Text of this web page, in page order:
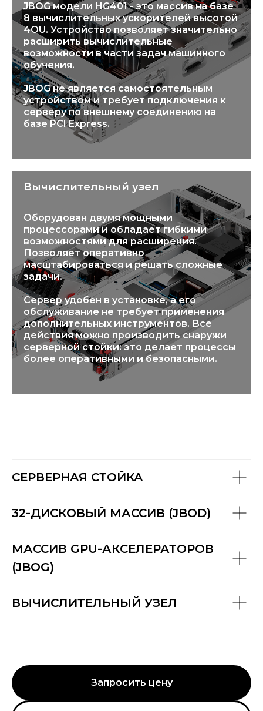
JBOG модели HG401 - это массив на базе
8 вычислительных ускорителей высотой
4OU. Устройство позволяет значительно
расширить вычислительные
возможности в части задач машинного
обучения.
JBOG не является самостоятельным
устройством и требует подключения к
серверу по внешнему соединению на
базе PCI Express.
Вычислительный узел
Оборудован двумя мощными
процессорами и обладает гибкими
возможностями для расширения.
Позволяет оперативно
масштабироваться и решать сложные
задачи.
Сервер удобен в установке, а его
обслуживание не требует применения
дополнительных инструментов. Все
действия можно производить снаружи
серверной стойки: это делает процессы
более оперативными и безопасными.
СЕРВЕРНАЯ СТОЙКА
32-ДИСКОВЫЙ МАССИВ (JBOD)
МАССИВ GPU-АКСЕЛЕРАТОРОВ
(JBOG)
ВЫЧИСЛИТЕЛЬНЫЙ УЗЕЛ
Запросить цену